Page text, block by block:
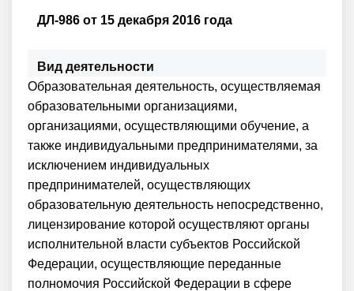
ДЛ-986 от 15 декабря 2016 года
Вид деятельности
Образовательная деятельность, осуществляемая
образовательными организациями,
организациями, осуществляющими обучение, а
также индивидуальными предпринимателями, за
исключением индивидуальных
предпринимателей, осуществляющих
образовательную деятельность непосредственно,
лицензирование которой осуществляют органы
исполнительной власти субъектов Российской
Федерации, осуществляющие переданные
полномочия Российской Федерации в сфере